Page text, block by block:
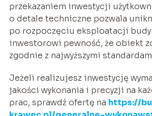
przekazaniem inwestycji
o detale techniczne pozwala
po rozpoczęciu eksploatacji
inwestorowi pewność, że obiekt
zgodnie z najwyższymi
Jeżeli realizujesz inwestycję
jakości wykonania i precyzji na
prac, sprawdź ofertę na https://